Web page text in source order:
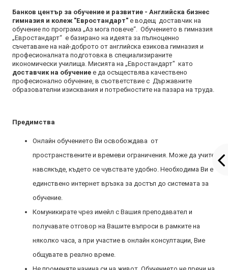
Банков център за обучение и развитие - Английска бизнес
гимназия и колеж "Евростандарт" е водещ доставчик на
обучение по програма „Аз мога повече“. Обучението в гимназия
„Евростандарт“ е базирано на идеята за пълноценно
съчетаване на най-доброто от английска езикова гимназия и
професионалната подготовка в специализираните
икономически училища. Мисията на „Евростандарт" като
доставчик на обучениее да осъществява качествено
професионално обучение, в съответствие с Държавните
образователни изисквания и потребностите на пазара на труда.
Предимства
Онлайн обучението Ви освобождава от
пространствените и времеви ограничения. Може да учите
навсякъде, където се чувствате удобно. Необходима Ви е
единствено интернет връзка за достъп до системата за
обучение.
Комуникирате чрез имейл с Вашия преподавател и
получавате отговор на Вашите въпроси в рамките на
няколко часа, а при участие в онлайн консултации, Вие
общувате в реално време.